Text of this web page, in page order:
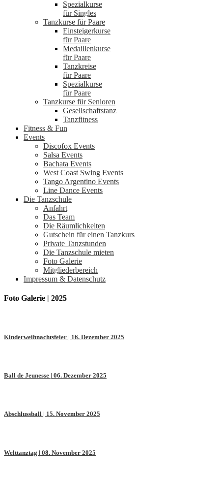
Spezialkurse
für Singles
Tanzkurse für Paare
Einsteigerkurse
für Paare
Medaillenkurse
für Paare
Tanzkreise
für Paare
Spezialkurse
für Paare
Tanzkurse für Senioren
Gesellschaftstanz
Tanzfitness
Fitness & Fun
Events
Discofox Events
Salsa Events
Bachata Events
West Coast Swing Events
Tango Argentino Events
Line Dance Events
Die Tanzschule
Anfahrt
Das Team
Die Räumlichkeiten
Gutschein für einen Tanzkurs
Private Tanzstunden
Die Tanzschule mieten
Foto Galerie
Mitgliederbereich
Impressum & Datenschutz
Foto Galerie | 2025
Kinderweihnachtsfeier | 16. Dezember 2025
Ball de Jeunesse | 06. Dezember 2025
Abschlussball | 15. November 2025
Welttanztag | 08. November 2025